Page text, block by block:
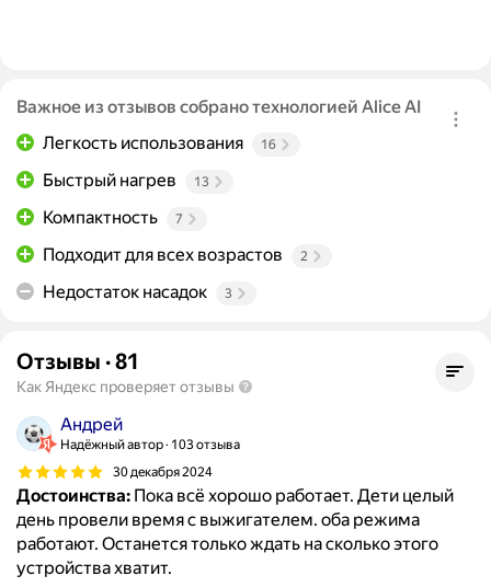
Важное из отзывов собрано технологией Alice AI
Легкость использования
16
Быстрый нагрев 13
Компактность 7
Подходит для всех возрастов 2
Недостаток насадок 3
Отзывы ·81
Как Яндекс проверяет отзывы
Андрей
Надёжный автор 103 отзыва
30 декабря 2024
Достоинства: Пока всё хорошо работает. Дети целый
день провели время с выжигателем. оба режима
работают. Останется только ждать на сколько этого
устройства хватит.